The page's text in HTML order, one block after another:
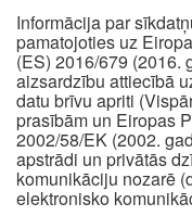
Informācija par
pamatojoties uz
(ES) 2016/679 (2016.
aizsardzību attiecībā
datu brīvu apriti
prasībām un Eiropas
2002/58/EK (2002.
apstrādi un privātās
komunikāciju nozarē
elektronisko